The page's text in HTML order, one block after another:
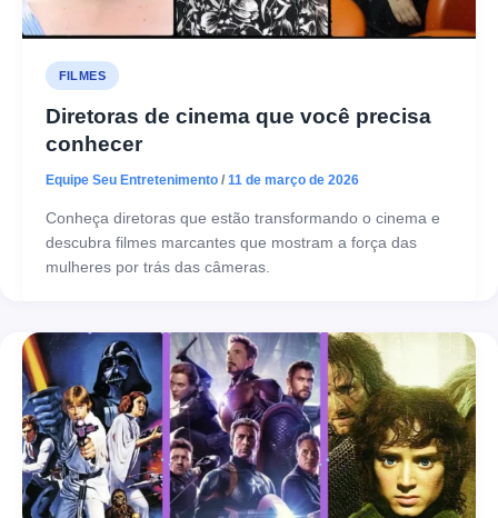
FILMES
Diretoras de cinema que você precisa
conhecer
Equipe Seu Entretenimento / 11 de março de 2026
Conheça diretoras que estão transformando o cinema e
descubra filmes marcantes que mostram a força das
mulheres por trás das câmeras.